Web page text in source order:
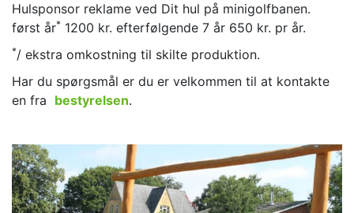
Hulsponsor reklame ved Dit hul på minigolfbanen.
først år* 1200 kr. efterfølgende 7 år 650 kr. pr år.
*/ ekstra omkostning til skilte produktion.
Har du spørgsmål er du er velkommen til at kontakte
en fra bestyrelsen.